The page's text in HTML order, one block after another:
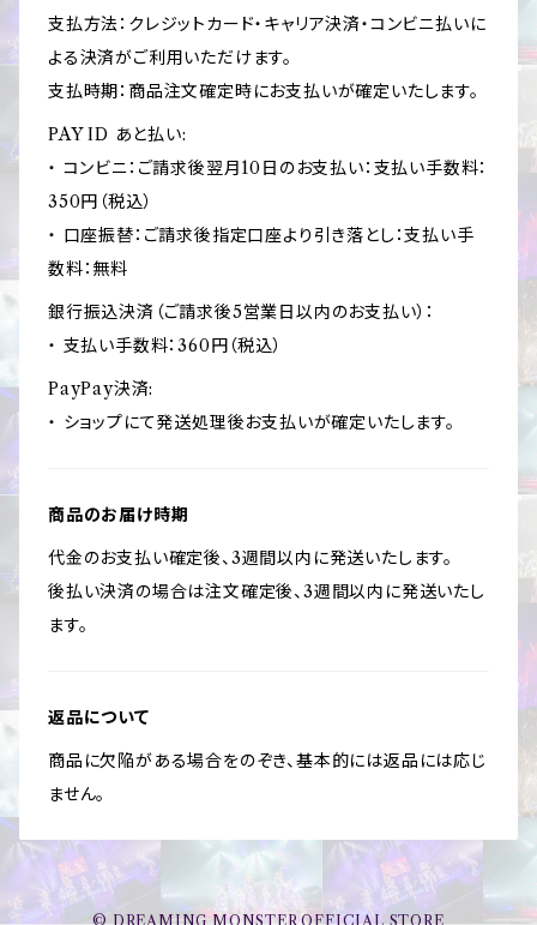
支払方法：クレジットカード・キャリア決済・コンビニ払いに
よる決済がご利用いただけます。
支払時期：商品注文確定時にお支払いが確定いたします。
PAY ID あと払い:
・ コンビニ：ご請求後翌月10日のお支払い：支払い手数料：
350円（税込）
・ 口座振替：ご請求後指定口座より引き落とし：支払い手
数料：無料
銀行振込決済（ご請求後5営業日以内のお支払い）：
・ 支払い手数料：360円（税込）
PayPay決済:
・ ショップにて発送処理後お支払いが確定いたします。
商品のお届け時期
代金のお支払い確定後、3週間以内に発送いたします。
後払い決済の場合は注文確定後、3週間以内に発送いたし
ます。
返品について
商品に欠陥がある場合をのぞき、基本的には返品には応じ
ません。
© DREAMING MONSTER OFFICIAL STORE